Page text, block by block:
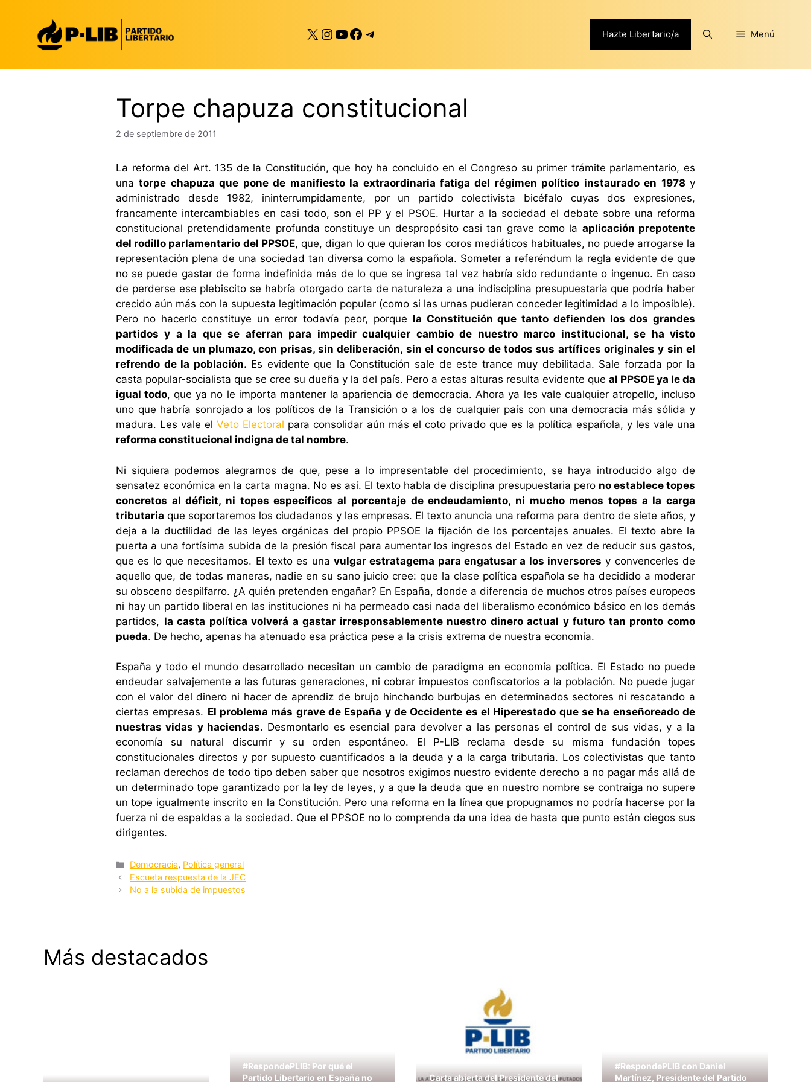
contenido
X Instagram
YouTube
Facebook
Telegram Hazte Libertario/a Menú
Torpe chapuza constitucional
2 de septiembre de 2011
La reforma del Art. 135 de la Constitución, que hoy ha concluido en el Congreso su primer trámite parlamentario, es
unatorpe chapuza que pone de manifiesto la extraordinaria fatiga del régimen político instaurado en 1978 y
administrado desde 1982, ininterrumpidamente, por un partido colectivista bicéfalo cuyas dos expresiones,
francamente intercambiables en casi todo, son el PP y el PSOE. Hurtar a la sociedad el debate sobre una reforma
constitucional pretendidamente profunda constituye un despropósito casi tan grave como la aplicación prepotente
del rodillo parlamentario del PPSOE, que, digan lo que quieran los coros mediáticos habituales, no puede arrogarse la
representación plena de una sociedad tan diversa como la española. Someter a referéndum la regla evidente de que
no se puede gastar de forma indefinida más de lo que se ingresa tal vez habría sido redundante o ingenuo. En caso
de perderse ese plebiscito se habría otorgado carta de naturaleza a una indisciplina presupuestaria que podría haber
crecido aún más con la supuesta legitimación popular (como si las urnas pudieran conceder legitimidad a lo imposible).
Pero no hacerlo constituye un error todavía peor, porque la Constitución que tanto defienden los dos grandes
partidos y a la que se aferran para impedir cualquier cambio de nuestro marco institucional, se ha visto
modificada de un plumazo, con prisas, sin deliberación, sin el concurso de todos sus artífices originales y sin el
refrendo de la población. Es evidente que la Constitución sale de este trance muy debilitada. Sale forzada por la
casta popular-socialista que se cree su dueña y la del país. Pero a estas alturas resulta evidente que al PPSOE ya le da
igual todo, que ya no le importa mantener la apariencia de democracia. Ahora ya les vale cualquier atropello, incluso
uno que habría sonrojado a los políticos de la Transición o a los de cualquier país con una democracia más sólida y
madura. Les vale el Veto Electoral para consolidar aún más el coto privado que es la política española, y les vale una
reforma constitucional indigna de tal nombre.
Ni siquiera podemos alegrarnos de que, pese a lo impresentable del procedimiento, se haya introducido algo de
sensatez económica en la carta magna. No es así. El texto habla de disciplina presupuestaria pero no establece topes
concretos al déficit, ni topes específicos al porcentaje de endeudamiento, ni mucho menos topes a la carga
tributaria que soportaremos los ciudadanos y las empresas. El texto anuncia una reforma para dentro de siete años, y
deja a la ductilidad de las leyes orgánicas del propio PPSOE la fijación de los porcentajes anuales. El texto abre la
puerta a una fortísima subida de la presión fiscal para aumentar los ingresos del Estado en vez de reducir sus gastos,
que es lo que necesitamos. El texto es una vulgar estratagema para engatusar a los inversores y convencerles de
aquello que, de todas maneras, nadie en su sano juicio cree: que la clase política española se ha decidido a moderar
su obsceno despilfarro. ¿A quién pretenden engañar? En España, donde a diferencia de muchos otros países europeos
ni hay un partido liberal en las instituciones ni ha permeado casi nada del liberalismo económico básico en los demás
partidos, la casta política volverá a gastar irresponsablemente nuestro dinero actual y futuro tan pronto como
pueda. De hecho, apenas ha atenuado esa práctica pese a la crisis extrema de nuestra economía.
España y todo el mundo desarrollado necesitan un cambio de paradigma en economía política. El Estado no puede
endeudar salvajemente a las futuras generaciones, ni cobrar impuestos confiscatorios a la población. No puede jugar
con el valor del dinero ni hacer de aprendiz de brujo hinchando burbujas en determinados sectores ni rescatando a
ciertas empresas. El problema más grave de España y de Occidente es el Hiperestado que se ha enseñoreado de
nuestras vidas y haciendas. Desmontarlo es esencial para devolver a las personas el control de sus vidas, y a la
economía su natural discurrir y su orden espontáneo. El P-LIB reclama desde su misma fundación topes
constitucionales directos y por supuesto cuantificados a la deuda y a la carga tributaria. Los colectivistas que tanto
reclaman derechos de todo tipo deben saber que nosotros exigimos nuestro evidente derecho a no pagar más allá de
un determinado tope garantizado por la ley de leyes, y a que la deuda que en nuestro nombre se contraiga no supere
un tope igualmente inscrito en la Constitución. Pero una reforma en la línea que propugnamos no podría hacerse por la
fuerza ni de espaldas a la sociedad. Que el PPSOE no lo comprenda da una idea de hasta que punto están ciegos sus
dirigentes.
Categorías
Democracia, Política general
Escueta respuesta de la JEC
No a la subida de impuestos
Más destacados
#RespondePLIB: Por qué el
Partido Libertario en España no
Carta abierta del Presidente del
#RespondePLIB con Daniel
Martínez, Presidente del Partido